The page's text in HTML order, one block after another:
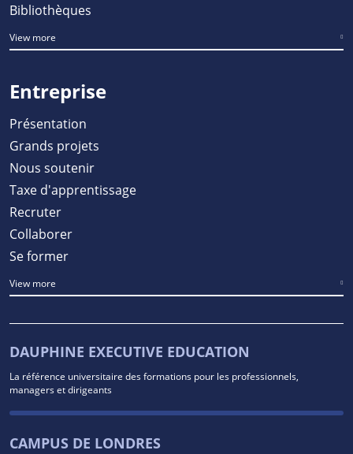
Bibliothèques
View more
Entreprise
Présentation
Grands projets
Nous soutenir
Taxe d'apprentissage
Recruter
Collaborer
Se former
View more
DAUPHINE EXECUTIVE EDUCATION
La référence universitaire des formations pour les professionnels,
managers et dirigeants
CAMPUS DE LONDRES